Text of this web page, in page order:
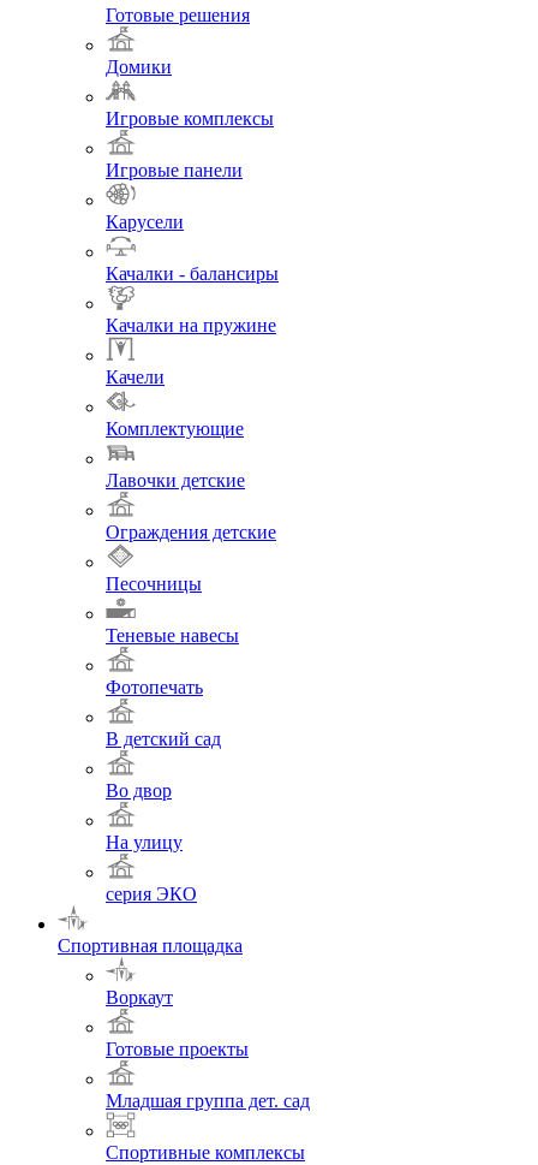
Готовые решения
Домики
Игровые комплексы
Игровые панели
Карусели
Качалки - балансиры
Качалки на пружине
Качели
Комплектующие
Лавочки детские
Ограждения детские
Песочницы
Теневые навесы
Фотопечать
В детский сад
Во двор
На улицу
серия ЭКО
Спортивная площадка
Воркаут
Готовые проекты
Младшая группа дет. сад
Спортивные комплексы